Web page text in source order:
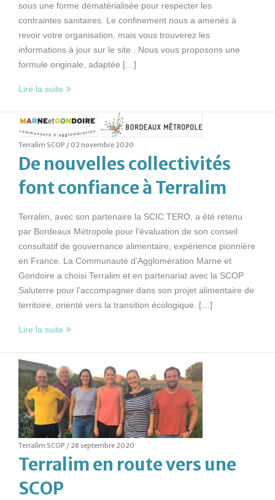
sous une forme dématérialisée pour respecter les
contraintes sanitaires. Le confinement nous a amenés à
revoir votre organisation, mais vous trouverez les
informations à jour sur le site . Nous vous proposons une
formule originale, adaptée […]
Lire la suite
Terralim SCOP /02 novembre 2020
De nouvelles collectivités
font confiance à Terralim
Terralim, avec son partenaire la SCIC TERO, a été retenu
par Bordeaux Métropole pour l’évaluation de son conseil
consultatif de gouvernance alimentaire, expérience pionnière
en France. La Communauté d’Agglomération Marne et
Gondoire a choisi Terralim et en partenariat avec la SCOP
Saluterre pour l’accompagner dans son projet alimentaire de
territoire, orienté vers la transition écologique. […]
Lire la suite
Terralim SCOP / 28 septembre 2020
Terralim en route vers une
SCOP